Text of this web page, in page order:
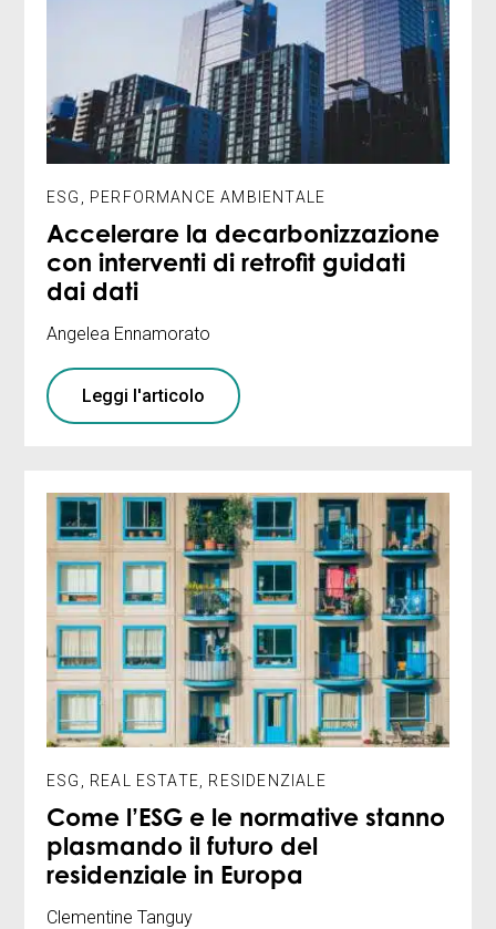
ESG PERFORMANCE AMBIENTALE
Accelerare la decarbonizzazione
con interventi di retrofit guidati
dai dati
Angelea Ennamorato
Leggi l'articolo
ESG REAL ESTATE RESIDENZIALE
Come l’ESG e le normative stanno
plasmando il futuro del
residenziale in Europa
Clementine Tanguy